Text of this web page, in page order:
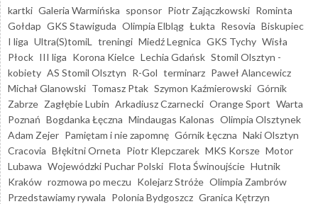
kartki Galeria Warmińska sponsor Piotr Zajączkowski Rominta
Gołdap GKS Stawiguda Olimpia Elbląg Łukta Resovia Biskupiec
I liga Ultra(S)tomiL treningi Miedź Legnica GKS Tychy Wisła
Płock III liga Korona Kielce Lechia Gdańsk Stomil Olsztyn -
kobiety AS Stomil Olsztyn R-Gol terminarz Paweł Alancewicz
Michał Glanowski Tomasz Ptak Szymon Kaźmierowski Górnik
Zabrze Zagłębie Lubin Arkadiusz Czarnecki Orange Sport Warta
Poznań Bogdanka Łęczna Mindaugas Kalonas Olimpia Olsztynek
Adam Zejer Pamiętam i nie zapomnę Górnik Łęczna Naki Olsztyn
Cracovia Błękitni Orneta Piotr Klepczarek MKS Korsze Motor
Lubawa Wojewódzki Puchar Polski Flota Świnoujście Hutnik
Kraków rozmowa po meczu Kolejarz Stróże Olimpia Zambrów
Przedstawiamy rywala Polonia Bydgoszcz Granica Kętrzyn